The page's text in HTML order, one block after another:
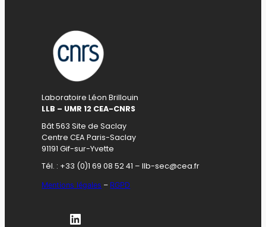
Laboratoire Léon Brillouin
LLB – UMR 12 CEA-CNRS
Bât 563 Site de Saclay
Centre CEA Paris-Saclay
91191 Gif-sur-Yvette
Tél. : +33 (0)1 69 08 52 41 – llb-sec@cea.fr
Mentions légales – RGPD
LinkedIn